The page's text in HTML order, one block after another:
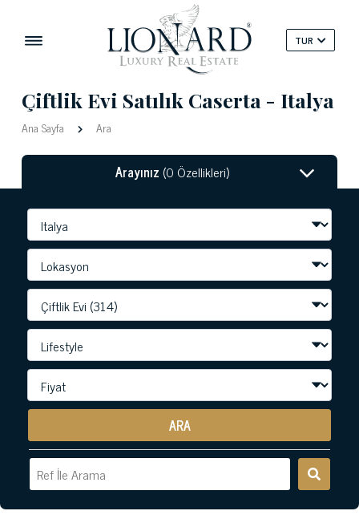
TUR
Çiftlik Evi Satılık Caserta - Italya
Ana Sayfa Ara
Arayınız (0 Özellikleri)
ARA